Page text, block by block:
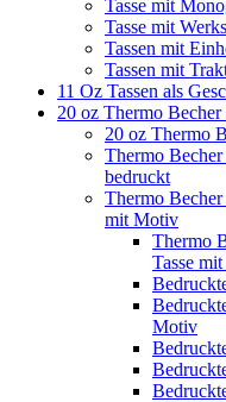
Tasse mit
Tasse mit
Tassen mit
Tassen mit
11 Oz Tassen als
20 oz Thermo
20 oz Thermo
Thermo
bedruckt
Thermo Becher
mit Motiv
Thermo
Tasse
Motiv